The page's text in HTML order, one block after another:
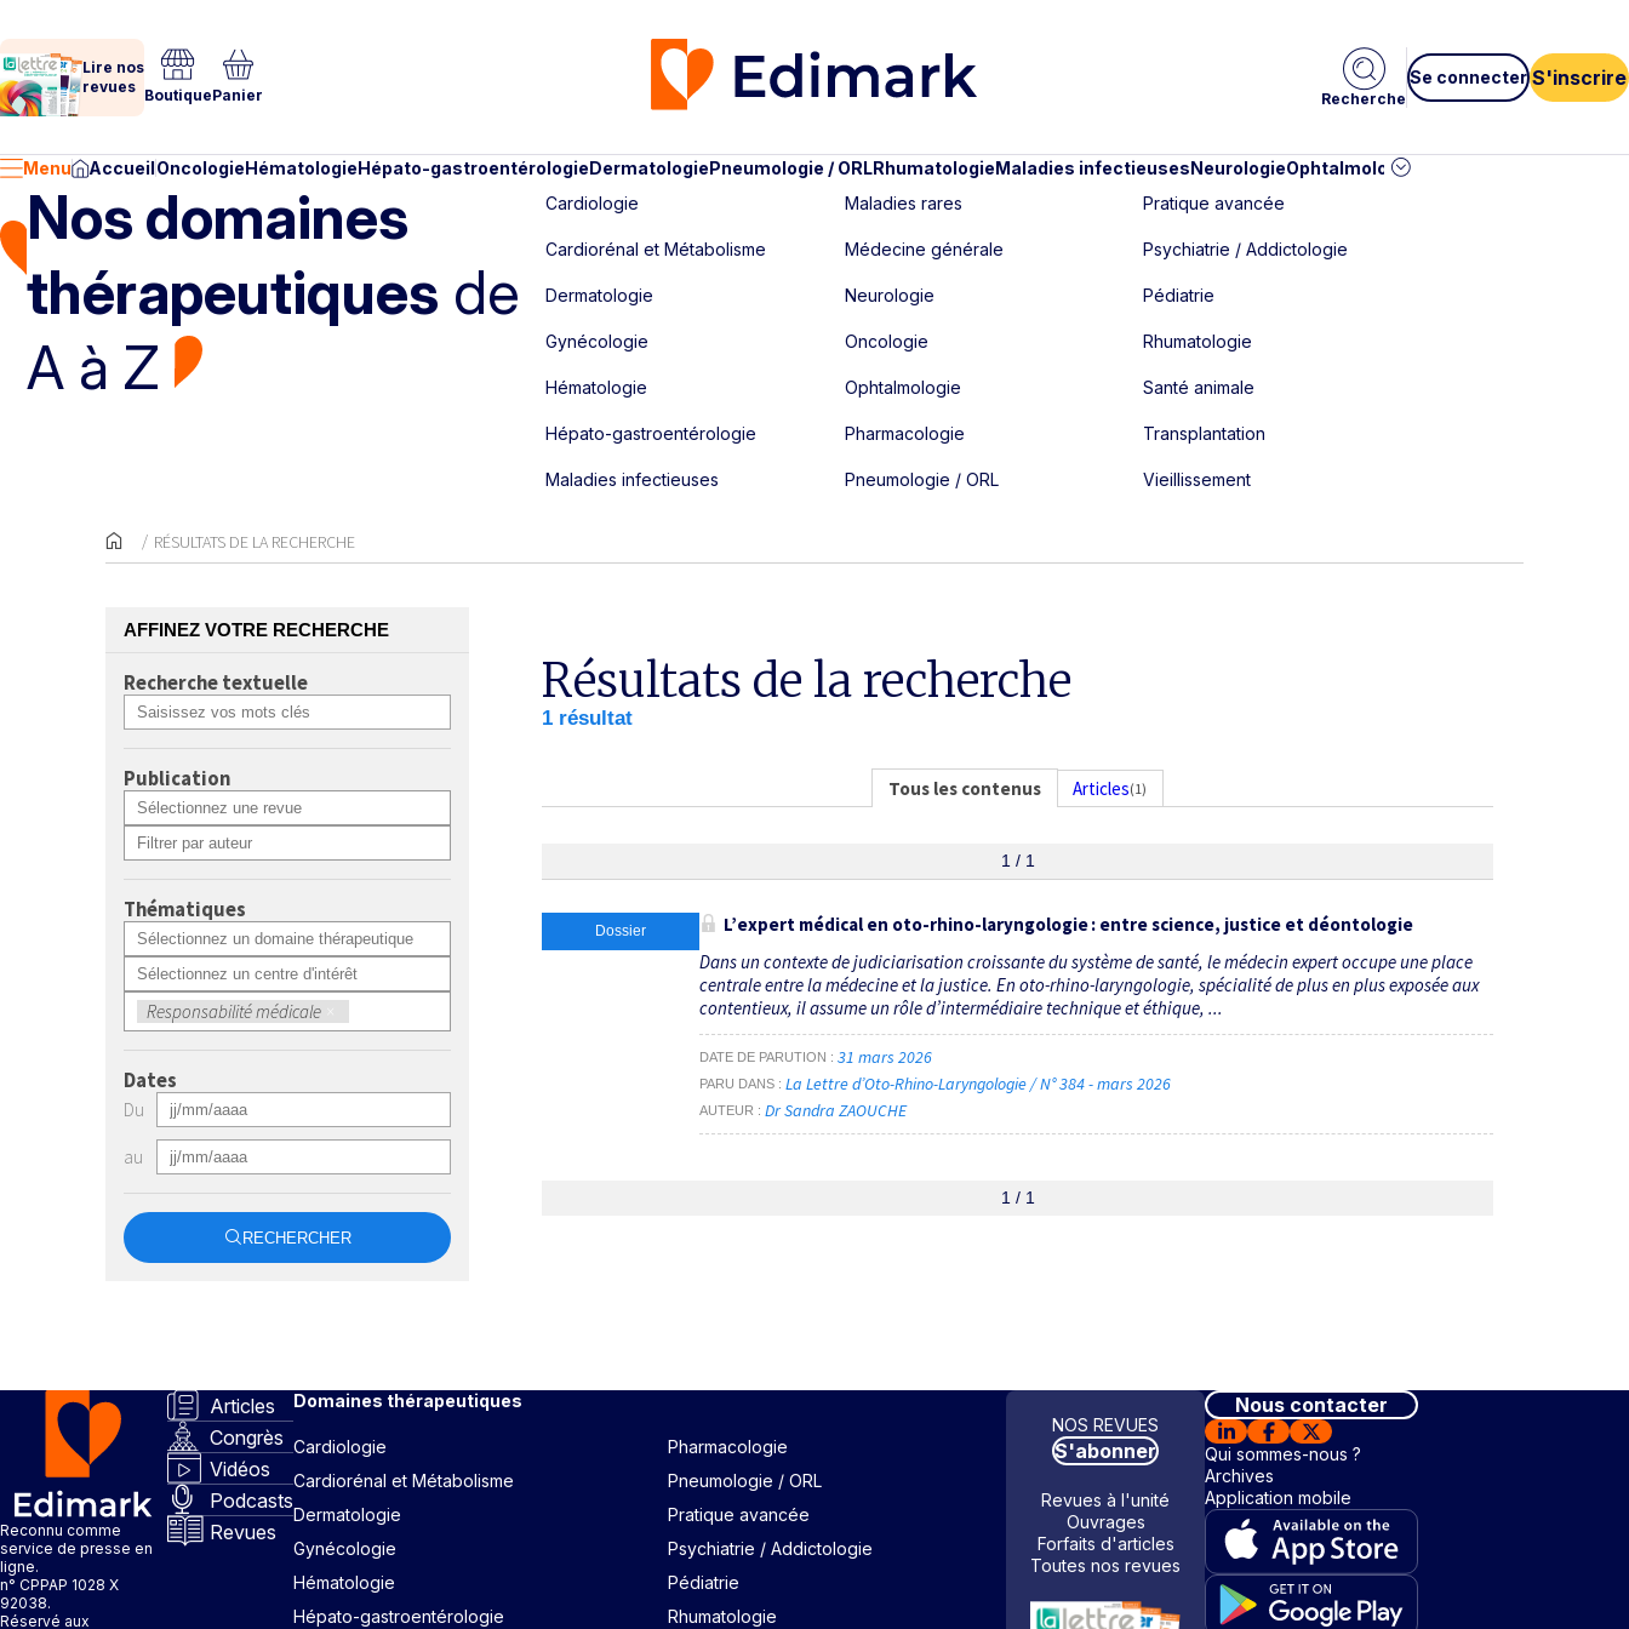
Lire nos
revues BoutiquePanier Recherche
Se connecter S'inscrire
Menu AccueilOncologieHématologieHépato-gastroentérologieDermatologiePneumologie / ORLRhumatologieMaladies infectieusesNeurologieOphtalmologie
Nos domaines
thérapeutiques de
A à Z
Cardiologie
Cardiorénal et Métabolisme
Dermatologie
Gynécologie
Hématologie
Hépato-gastroentérologie
Maladies infectieuses
Maladies rares
Médecine générale
Neurologie
Oncologie
Ophtalmologie
Pharmacologie
Pneumologie / ORL
Pratique avancée
Psychiatrie / Addictologie
Pédiatrie
Rhumatologie
Santé animale
Transplantation
Vieillissement
RÉSULTATS DE LA RECHERCHE
AFFINEZ VOTRE RECHERCHE
Recherche textuelle
Publication
Thématiques
Responsabilité médicale ×
Dates
Du
au
RECHERCHER
Résultats de la recherche
1 résultat
Tous les contenus Articles(1)
1 / 1
Dossier
L’expert médical en oto-rhino-laryngologie : entre science, justice et déontologie
Dans un contexte de judiciarisation croissante du système de santé, le médecin expert occupe une place
centrale entre la médecine et la justice. En oto-rhino-laryngologie, spécialité de plus en plus exposée aux
contentieux, il assume un rôle d’intermédiaire technique et éthique, ...
DATE DE PARUTION 31 mars 2026
PARU DANS La Lettre d’Oto-Rhino-Laryngologie / N° 384 - mars 2026
AUTEUR Dr Sandra ZAOUCHE
1 / 1
Reconnu comme
service de presse en
ligne.
n° CPPAP 1028 X
92038.
Réservé aux
Articles
Congrès
Vidéos
Podcasts
Revues
Domaines thérapeutiques
Cardiologie
Cardiorénal et Métabolisme
Dermatologie
Gynécologie
Hématologie
Hépato-gastroentérologie
Pharmacologie
Pneumologie / ORL
Pratique avancée
Psychiatrie / Addictologie
Pédiatrie
Rhumatologie
NOS REVUES
S'abonner
Revues à l'unité
Ouvrages
Forfaits d'articles
Toutes nos revues
Nous contacter
Qui sommes-nous ?
Archives
Application mobile